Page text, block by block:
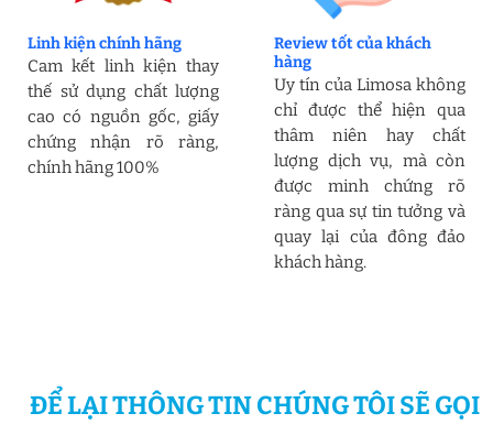
Linh kiện chính hãng
Cam kết linh kiện thay
thế sử dụng chất lượng
cao có nguồn gốc, giấy
chứng nhận rõ ràng,
chính hãng 100%
Review tốt của khách
hàng
Uy tín của Limosa không
chỉ được thể hiện qua
thâm niên hay chất
lượng dịch vụ, mà còn
được minh chứng rõ
ràng qua sự tin tưởng và
quay lại của đông đảo
khách hàng.
ĐỂ LẠI THÔNG TIN CHÚNG TÔI SẼ GỌI